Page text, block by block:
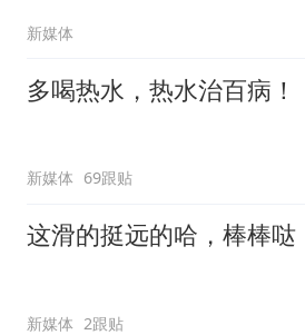
新媒体
多喝热水，热水治百病！
新媒体 69跟贴
这滑的挺远的哈，棒棒哒
新媒体 2跟贴